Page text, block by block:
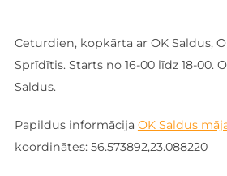
Ceturdien, kopkārta ar OK Saldus,
Sprīdītis. Starts no 16-00 līdz 18-00.
Saldus.
Papildus informācija OK Saldus
koordinātes: 56.573892,23.088220